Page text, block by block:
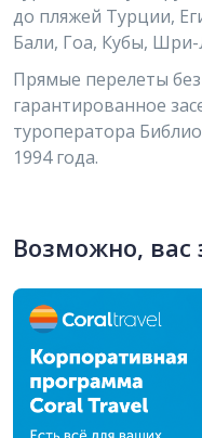
до пляжей Турции,
Бали, Гоа, Кубы,
Прямые перелеты без
гарантированное
туроператора
1994 года.
Возможно, вас